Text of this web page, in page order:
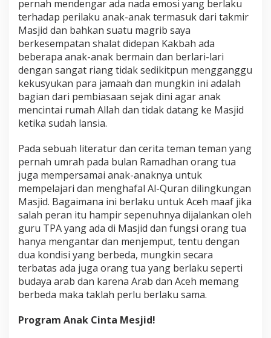
pernah mendengar ada nada emosi yang berlaku
terhadap perilaku anak-anak termasuk dari takmir
Masjid dan bahkan suatu magrib saya
berkesempatan shalat didepan Kakbah ada
beberapa anak-anak bermain dan berlari-lari
dengan sangat riang tidak sedikitpun mengganggu
kekusyukan para jamaah dan mungkin ini adalah
bagian dari pembiasaan sejak dini agar anak
mencintai rumah Allah dan tidak datang ke Masjid
ketika sudah lansia.
Pada sebuah literatur dan cerita teman teman yang
pernah umrah pada bulan Ramadhan orang tua
juga mempersamai anak-anaknya untuk
mempelajari dan menghafal Al-Quran dilingkungan
Masjid. Bagaimana ini berlaku untuk Aceh maaf jika
salah peran itu hampir sepenuhnya dijalankan oleh
guru TPA yang ada di Masjid dan fungsi orang tua
hanya mengantar dan menjemput, tentu dengan
dua kondisi yang berbeda, mungkin secara
terbatas ada juga orang tua yang berlaku seperti
budaya arab dan karena Arab dan Aceh memang
berbeda maka taklah perlu berlaku sama.
Program Anak Cinta Mesjid!